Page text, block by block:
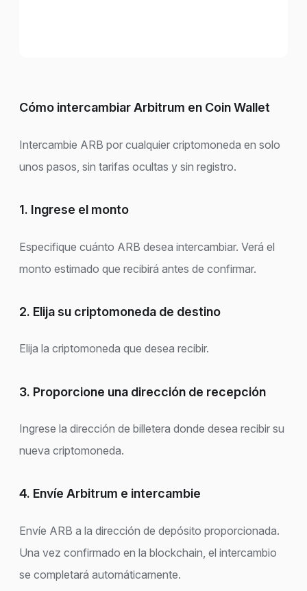
Cómo intercambiar Arbitrum en Coin Wallet
Intercambie ARB por cualquier criptomoneda en solo
unos pasos, sin tarifas ocultas y sin registro.
1. Ingrese el monto
Especifique cuánto ARB desea intercambiar. Verá el
monto estimado que recibirá antes de confirmar.
2. Elija su criptomoneda de destino
Elija la criptomoneda que desea recibir.
3. Proporcione una dirección de recepción
Ingrese la dirección de billetera donde desea recibir su
nueva criptomoneda.
4. Envíe Arbitrum e intercambie
Envíe ARB a la dirección de depósito proporcionada.
Una vez confirmado en la blockchain, el intercambio
se completará automáticamente.